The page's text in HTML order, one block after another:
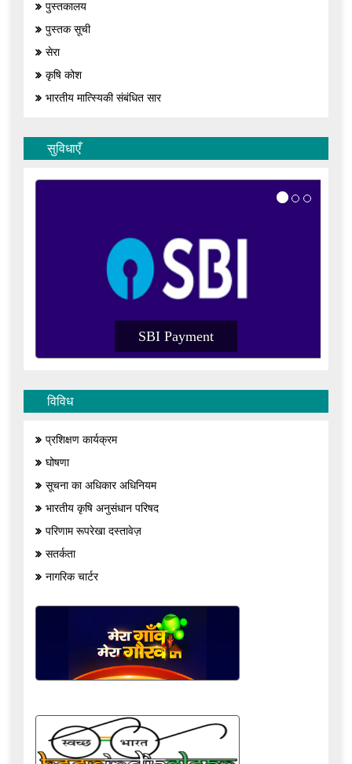
पुस्तकालय
पुस्तक सूची
सेरा
कृषि कोश
भारतीय मात्स्यिकी संबंधित सार
सुविधाएँ
विविध
प्रशिक्षण कार्यक्रम
घोषणा
सूचना का अधिकार अधिनियम
भारतीय कृषि अनुसंधान परिषद
परिणाम रूपरेखा दस्तावेज़
सतर्कता
नागरिक चार्टर